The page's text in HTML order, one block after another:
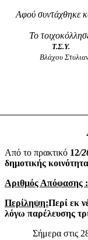
Αφού συντάχθηκε
Το
Τ.Σ.Υ.
Βλάχου
Από το πρακτικό 12/
δημοτικής
Αριθμός Απόφασης
Περίληψη:Περί εκ
λόγω παρέλευσης
Σήμερα στις